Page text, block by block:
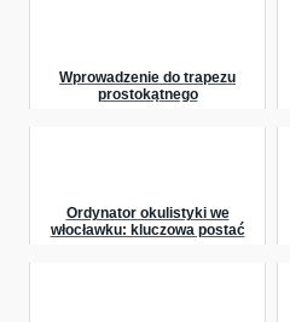
Wprowadzenie do trapezu
prostokątnego
Ordynator okulistyki we
włocławku: kluczowa postać